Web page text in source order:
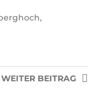
,
WEITER BEITRAG